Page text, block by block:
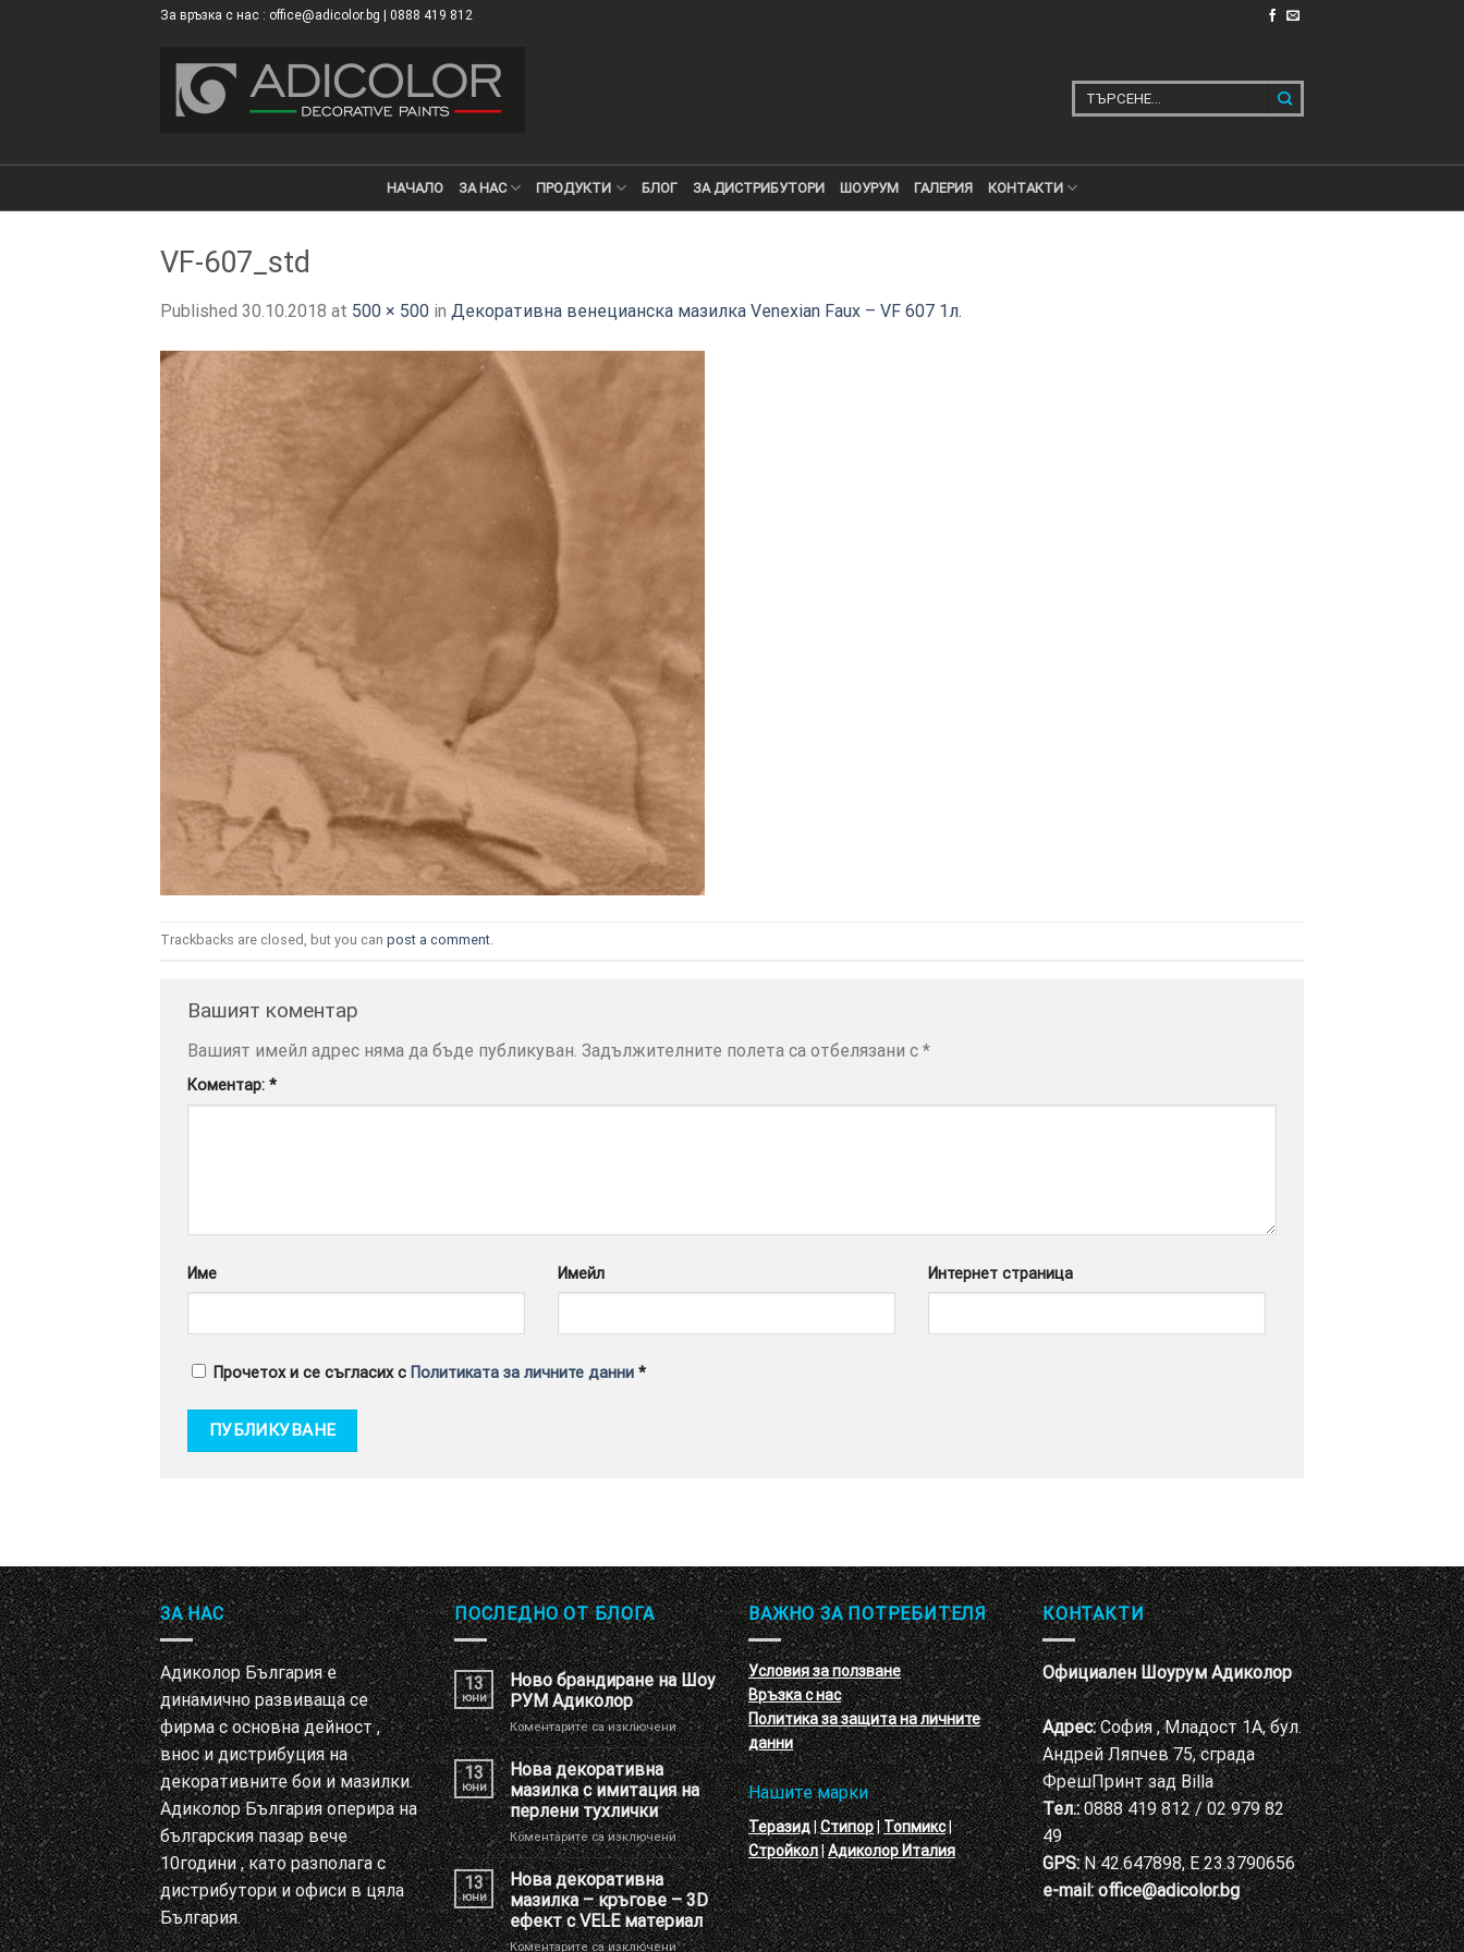
За връзка с нас : office@adicolor.bg | 0888 419 812
за:
НАЧАЛО ЗА НАС ПРОДУКТИ БЛОГ ЗА ДИСТРИБУТОРИ ШОУРУМ ГАЛЕРИЯ КОНТАКТИ
VF-607_std
Published 30.10.2018 at 500 × 500 in Декоративна венецианска мазилка Venexian Faux – VF 607 1л.
Trackbacks are closed, but you can post a comment
Вашият коментар
Вашият имейл адрес няма да бъде публикуван. Задължителните полета са отбелязани с *
Коментар: *
Име Имейл Интернет страница
Прочетох и се съгласих с Политиката за личните данни *
ЗА НАС
Адиколор България е
динамично развиваща се
фирма с основна дейност ,
внос и дистрибуция на
декоративните бои и мазилки.
Адиколор България оперира на
българския пазар вече
10години , като разполага с
дистрибутори и офиси в цяла
България.
ПОСЛЕДНО ОТ БЛОГА
13
юни
Ново брандиране на Шоу
РУМ Адиколор
Коментарите са изключениза
Ново
брандиране
на
Шоу
РУМ
Адиколор
13
юни
Нова декоративна
мазилка с имитация на
перлени тухлички
Коментарите са изключениза
Нова
декоративна
мазилка
с
имитация
на
13
юни
Нова декоративна
мазилка – кръгове – 3D
ефект с VELE материал
Коментарите са изключениза
ВАЖНО ЗА ПОТРЕБИТЕЛЯ
Условия за ползване
Връзка с нас
Политика за защита на личните
данни
Нашите марки
Теразид|Стипор|Топмикс|
Стройкол|Адиколор Италия
КОНТАКТИ
Официален Шоурум Адиколор
Адрес:София , Младост 1А, бул.
Андрей Ляпчев 75, сграда
ФрешПринт зад Billa
Тел.:0888 419 812 / 02 979 82
49
GPS:N 42.647898, E 23.3790656
e-mail: office@adicolor.bg
×
ТОЗИ САЙТ ИЗПОЛЗВА БИСКВИТКИ.
ПОВЕЧЕ ИНФОРМАЦИЯ МОЖЕТЕ ДА
НАМЕРИТЕ ТУК.
ОПЦИИ